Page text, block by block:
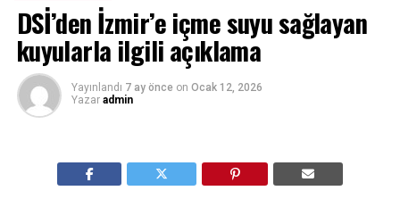
DSİ’den İzmir’e içme suyu sağlayan
kuyularla ilgili açıklama
Yayınlandı 7 ay önce on Ocak 12, 2026
Yazar admin